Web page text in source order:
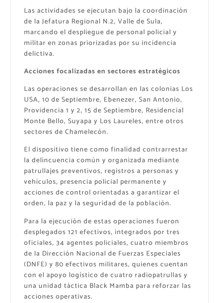
Las actividades se ejecutan bajo la coordinación
de la Jefatura Regional N.2, Valle de Sula,
marcando el despliegue de personal policial y
militar en zonas priorizadas por su incidencia
delictiva.
Acciones focalizadas en sectores estratégicos
Las operaciones se desarrollan en las colonias Los
USA, 10 de Septiembre, Ebenezer, San Antonio,
Providencia 1 y 2, 15 de Septiembre, Residencial
Monte Bello, Suyapa y Los Laureles, entre otros
sectores de Chamelecón.
El dispositivo tiene como finalidad contrarrestar
la delincuencia común y organizada mediante
patrullajes preventivos, registros a personas y
vehículos, presencia policial permanente y
acciones de control orientadas a garantizar el
orden, la paz y la seguridad de la población.
Para la ejecución de estas operaciones fueron
desplegados 121 efectivos, integrados por tres
oficiales, 34 agentes policiales, cuatro miembros
de la Dirección Nacional de Fuerzas Especiales
(DNFE) y 80 efectivos militares, quienes cuentan
con el apoyo logístico de cuatro radiopatrullas y
una unidad táctica Black Mamba para reforzar las
acciones operativas.